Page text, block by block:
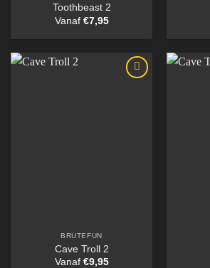
Toothbeast 2
Vanaf €7,95
BRUTEFUN
Cave Troll 2
Vanaf €9,95